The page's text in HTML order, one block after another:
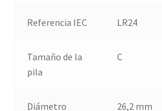
Referencia IEC LR24
Tamaño de la
pila
C
Diámetro 26,2 mm